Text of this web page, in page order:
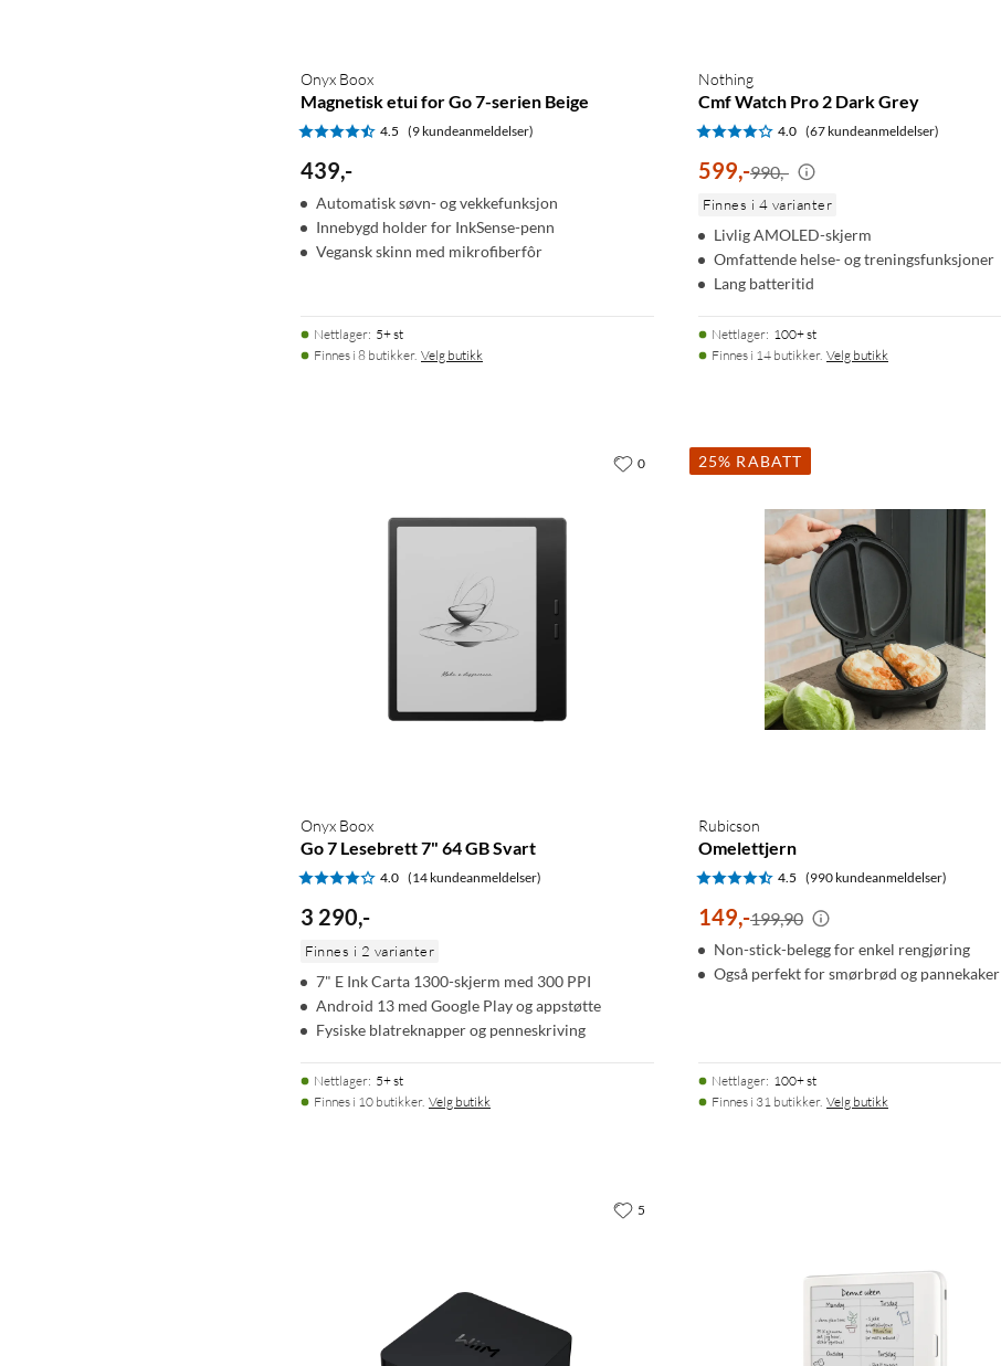
Onyx Boox
Magnetisk etui for Go 7-serien Beige
4.5 (9 kundeanmeldelser)
439,-
Automatisk søvn- og vekkefunksjon
Innebygd holder for InkSense-penn
Vegansk skinn med mikrofiberfôr
Nettlager: 5+ st
Finnes i 8 butikker. Velg butikk
Nothing
Cmf Watch Pro 2 Dark Grey
4.0 (67 kundeanmeldelser)
599,-990,-
Finnes i 4 varianter
Livlig AMOLED-skjerm
Omfattende helse- og treningsfunksjoner
Lang batteritid
Nettlager: 100+ st
Finnes i 14 butikker. Velg butikk
Onyx Boox
Go 7 Lesebrett 7" 64 GB Svart
4.0 (14 kundeanmeldelser)
3 290,-
Finnes i 2 varianter
7" E Ink Carta 1300-skjerm med 300 PPI
Android 13 med Google Play og appstøtte
Fysiske blatreknapper og penneskriving
Nettlager: 5+ st
Finnes i 10 butikker. Velg butikk
0 25% RABATT
Rubicson
Omelettjern
4.5 (990 kundeanmeldelser)
149,-199,90
Non-stick-belegg for enkel rengjøring
Også perfekt for smørbrød og pannekaker
Nettlager: 100+ st
Finnes i 31 butikker. Velg butikk
5